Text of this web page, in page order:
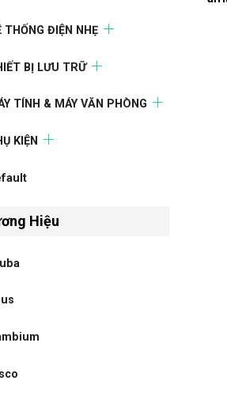
THỐNG ĐIỆN NHẸ
BỊ LƯU TRỮ
TÍNH & MÁY VĂN PHÒNG
KIỆN
Hiệu